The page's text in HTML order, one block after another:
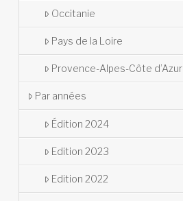
Occitanie
Pays de la Loire
Provence-Alpes-Côte d’Azur
Par années
Édition 2024
Edition 2023
Edition 2022